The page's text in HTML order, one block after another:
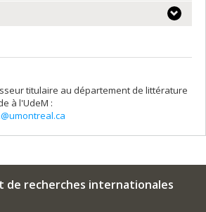
titulaire au département de littérature
à l'UdeM :
de recherches internationales